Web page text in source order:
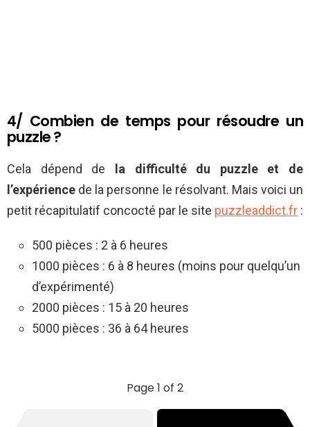
4/ Combien de temps pour résoudre un
puzzle ?
Cela dépend de
la difficulté du puzzle et de
l’expérience de la personne le résolvant. Mais voici un
petit récapitulatif concocté par le site puzzleaddict.fr :
500 pièces : 2 à 6 heures
1000 pièces : 6 à 8 heures (moins pour quelqu’un
d’expérimenté)
2000 pièces : 15 à 20 heures
5000 pièces : 36 à 64 heures
Page 1 of 2